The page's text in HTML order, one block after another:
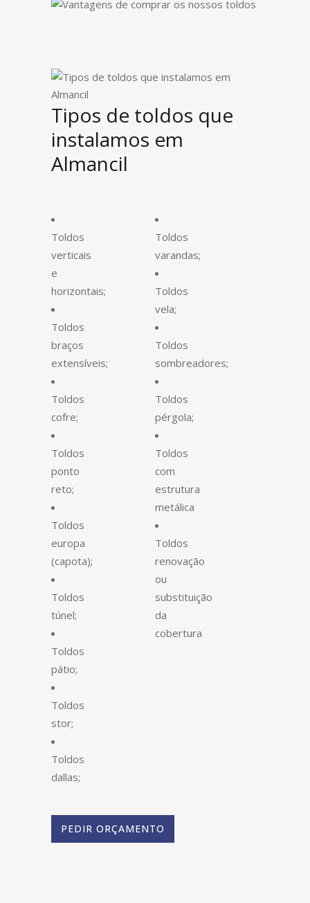
Tipos de toldos que
instalamos em
Almancil
Toldos
verticais
e
horizontais;
Toldos
braços
extensíveis;
Toldos
cofre;
Toldos
ponto
reto;
Toldos
europa
(capota);
Toldos
túnel;
Toldos
pátio;
Toldos
stor;
Toldos
dallas;
Toldos
varandas;
Toldos
vela;
Toldos
sombreadores;
Toldos
pérgola;
Toldos
com
estrutura
metálica
Toldos
renovação
ou
substituição
da
cobertura
PEDIR ORÇAMENTO